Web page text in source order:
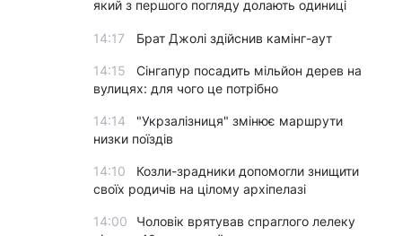
який з першого погляду долають одиниці
14:17 Брат Джолі здійснив камінг-аут
14:15
Сінгапур посадить мільйон дерев на
вулицях: для чого це потрібно
14:14
"Укрзалізниця" змінює маршрути
низки поїздів
14:10
Козли-зрадники допомогли знищити
своїх родичів на цілому архіпелазі
14:00
Чоловік врятував спраглого лелеку